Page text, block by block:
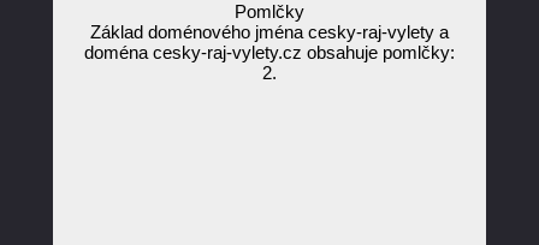
Pomlčky
Základ doménového jména cesky-raj-vylety a
doména cesky-raj-vylety.cz obsahuje pomlčky:
2.